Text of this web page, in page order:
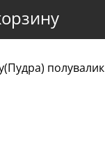
полувалик